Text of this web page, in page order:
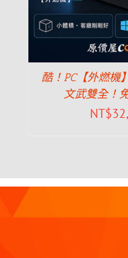
酷！PC【外燃機
文武雙全！
NT$